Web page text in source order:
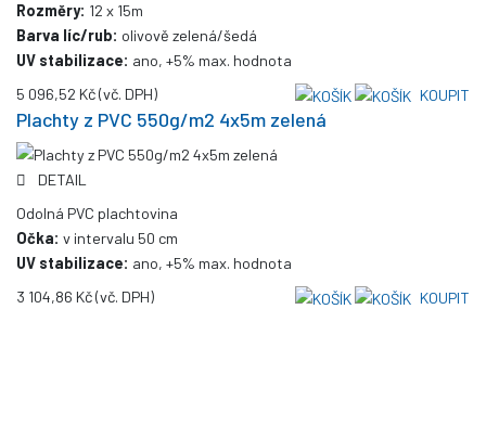
Rozměry: 12 x 15m
Barva líc/rub: olivově zelená/šedá
UV stabilizace: ano, +5% max. hodnota
5 096,52 Kč(vč. DPH) KOUPIT
Plachty z PVC 550g/m2 4x5m zelená
DETAIL
Odolná PVC plachtovina
Očka: v intervalu 50 cm
UV stabilizace: ano, +5% max. hodnota
3 104,86 Kč(vč. DPH) KOUPIT